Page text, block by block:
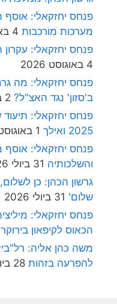
פנחס יחזקאלי:
מערכות מורכבות 4 באוגוסט 2026
פנחס יחזקאלי: עקרון
4 באוגוסט 2026
פנחס יחזקאלי: מה
ב'סזון' נגד האצ"ל? 2 באוגוסט 2026
פנחס יחזקאלי: תיעוד
2025 ואילך
1 באוגוסט 2026
פנחס יחזקאלי:
והשלכותיה 31 ביולי 2026
גרשון הכהן: כן
שלום' 31 ביולי 2026
פנחס יחזקאלי:
הכאוס לקיפאון
משה כהן אליה:
להפרעה בזהות 28 ביולי 2026